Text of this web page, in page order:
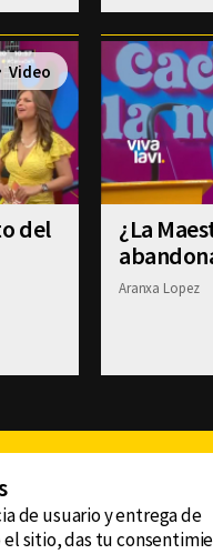
del
¿La
Aranxa Lopez
de usuario y entrega de
el sitio, das tu